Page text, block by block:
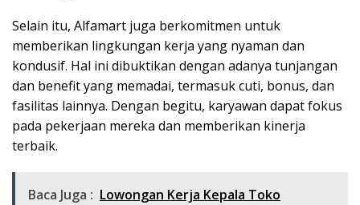
Selain itu, Alfamart juga berkomitmen untuk
memberikan lingkungan kerja yang nyaman dan
kondusif. Hal ini dibuktikan dengan adanya tunjangan
dan benefit yang memadai, termasuk cuti, bonus, dan
fasilitas lainnya. Dengan begitu, karyawan dapat fokus
pada pekerjaan mereka dan memberikan kinerja
terbaik.
Baca Juga : Lowongan Kerja Kepala Toko